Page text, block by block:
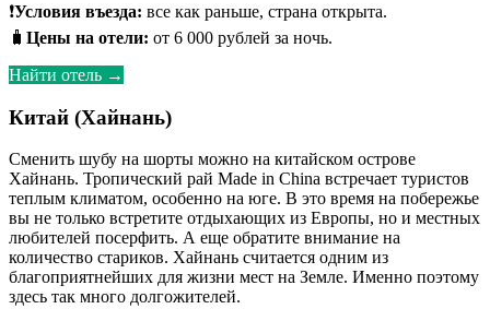
❗Условия въезда: все как раньше, страна открыта.
🧳 Цены на отели: от 6 000 рублей за ночь.
Найти отель →
Китай (Хайнань)
Сменить шубу на шорты можно на китайском острове
Хайнань. Тропический рай Made in China встречает туристов
теплым климатом, особенно на юге. В это время на побережье
вы не только встретите отдыхающих из Европы, но и местных
любителей посерфить. А еще обратите внимание на
количество стариков. Хайнань считается одним из
благоприятнейших для жизни мест на Земле. Именно поэтому
здесь так много долгожителей.